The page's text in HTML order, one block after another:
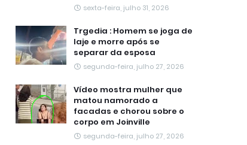
sexta-feira, julho 31, 2026
Trgedia : Homem se joga de
laje e morre após se
separar da esposa
segunda-feira, julho 27, 2026
Vídeo mostra mulher que
matou namorado a
facadas e chorou sobre o
corpo em Joinville
segunda-feira, julho 27, 2026